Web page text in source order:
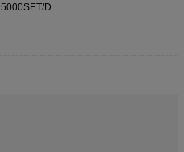
5000SET/D